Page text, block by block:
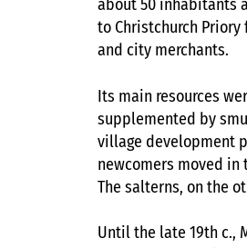
about 50 inhabitants
to Christchurch
and city merchants.
Its main resources
supplemented by
village development
newcomers moved
Тhe salterns, on the
Until the late 19th c.,